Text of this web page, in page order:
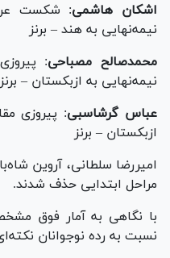
اشکان هاشمی: شکست
نیمه‌نهایی به هند – برنز
محمدصالح مصباحی:
نیمه‌نهایی به ازبکستان – برنز
عباس گرشاسبی: پیروزی
ازبکستان – برنز
امیررضا سلطانی، آروین
مراحل ابتدایی حذف شدند.
با نگاهی به آمار فوق
نسبت به رده نوجوانان